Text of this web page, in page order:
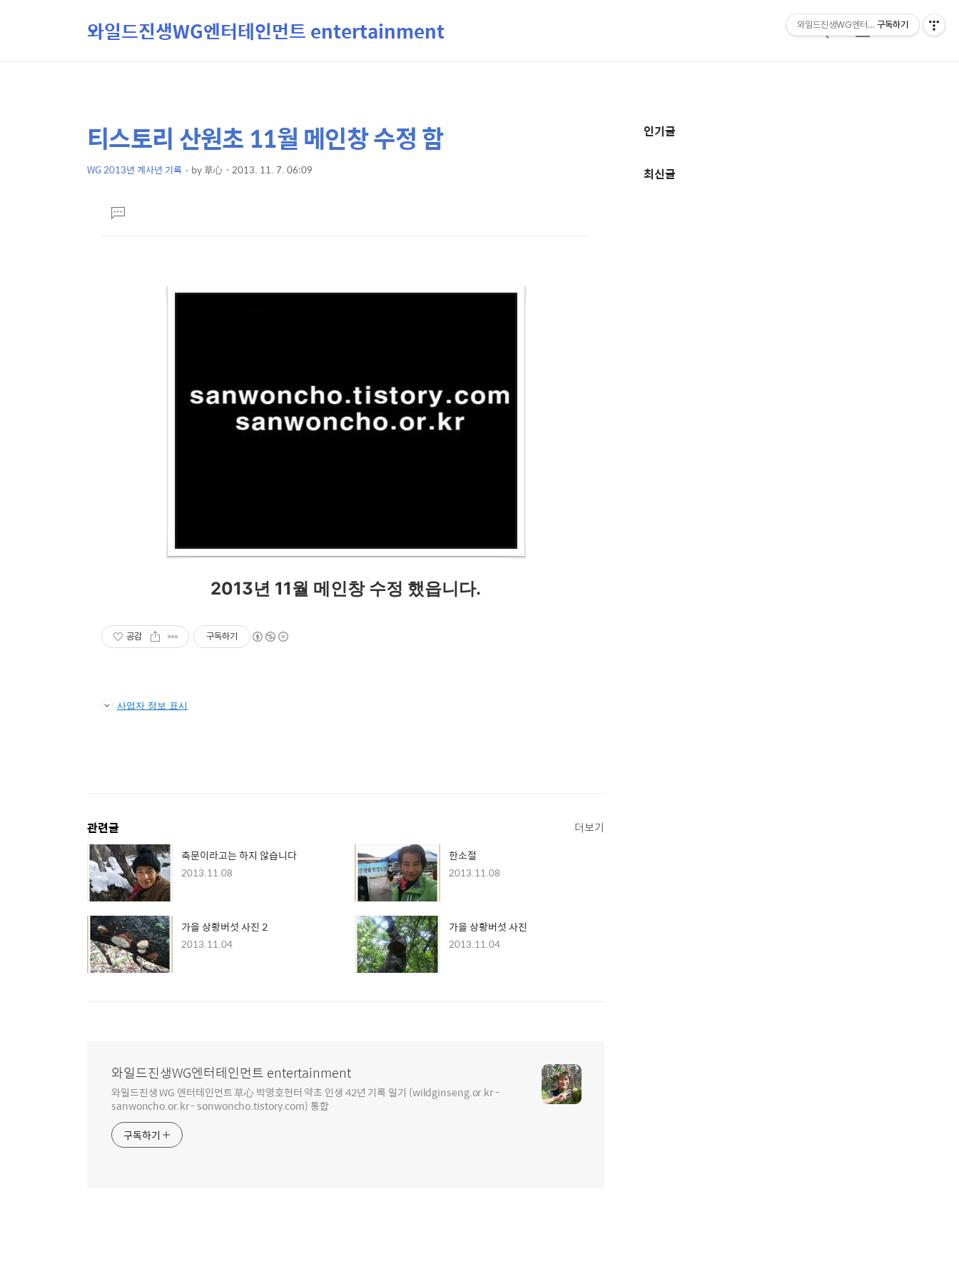
와일드진생WG엔터테인먼트 entertainment
검
메
상
컨
본
문
제
티스토리 산원초 11월 메인창 수정 함
WG 2013년 계사년 기록 by草心 2013. 11. 7. 06:09
댓
글
2013년 11월 메인창수정 했읍니다.
공감 구독하기
사업자 정보 표시
관련글 더보기
축문이라고는 하지 않습니다
2013.11.08
한소절
2013.11.08
가을 상황버섯 사진 2
2013.11.04
가을 상황버섯 사진
2013.11.04
와일드진생WG엔터테인먼트 entertainment
와일드진생 WG 엔터테인먼트 草心 박영호헌터 약초 인생 42년 기록 일기 (wildginseng.or.kr -
sanwoncho.or.kr - sonwoncho.tistory.com) 통합
구독하기
추
정
인기글
최신글
와일드진생WG엔터테인먼트
구독하기